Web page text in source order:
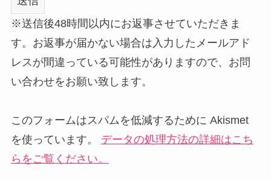
※送信後48時間以内にお返事させていただきま
す。お返事が届かない場合は入力したメールアド
レスが間違っている可能性がありますので、お問
い合わせをお願い致します。
このフォームはスパムを低減するために Akismet
を使っています。 データの処理方法の詳細はこち
らをご覧ください。